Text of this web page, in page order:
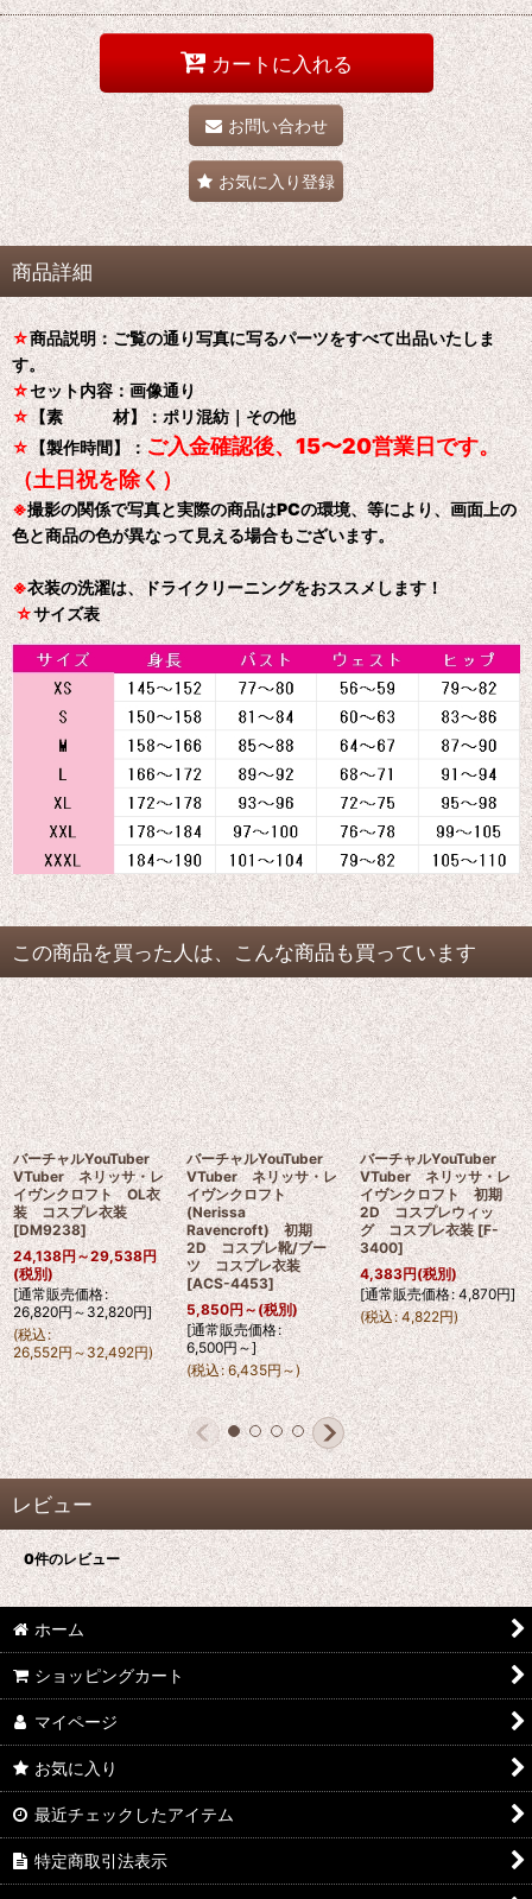
カートに入れる
お問い合わせ
お気に入り登録
商品詳細
☆商品説明：ご覧の通り写真に写るパーツをすべて出品いたしま
す。
☆セット内容：画像通り
☆【素 材】：ポリ混紡｜その他
☆【製作時間】：ご入金確認後、15〜20営業日です。
（土日祝を除く）
※撮影の関係で写真と実際の商品はPCの環境、等により、画面上の
色と商品の色が異なって見える場合もございます。
※衣装の洗濯は、ドライクリーニングをおススメします！
☆サイズ表
この商品を買った人は、こんな商品も買っています
バーチャルYouTuber
VTuber ネリッサ・レ
イヴンクロフト OL衣
装 コスプレ衣装
[DM9238]
24,138円～29,538円
(税別)
[通常販売価格:
26,820円～32,820円]
(税込:
26,552円～32,492円)
バーチャルYouTuber
VTuber ネリッサ・レ
イヴンクロフト
(Nerissa
Ravencroft) 初期
2D コスプレ靴/ブー
ツ コスプレ衣装
[ACS-4453]
5,850円～(税別)
[通常販売価格:
6,500円～]
(税込: 6,435円 ～)
バーチャルYouTuber
VTuber ネリッサ・レ
イヴンクロフト 初期
2D コスプレウィッ
グ コスプレ衣装 [F-
3400]
4,383円(税別)
[通常販売価格: 4,870円]
(税込: 4,822円)
レビュー
0件のレビュー
ホーム
ショッピングカート
マイページ
お気に入り
最近チェックしたアイテム
特定商取引法表示